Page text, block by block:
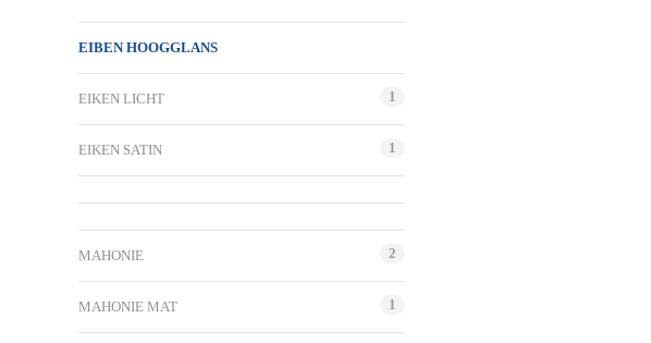
EIBEN HOOGGLANS
EIKEN LICHT 1
EIKEN SATIN 1
MAHONIE 2
MAHONIE MAT 1